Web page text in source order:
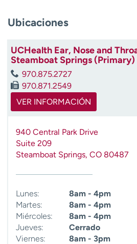
Ubicaciones
UCHealth Ear, Nose and
Steamboat Springs (Primary)
970.875.2727
970.871.2549
VER INFORMACIÓN
940 Central Park Drive
Suite 209
Steamboat Springs, CO 80487
Lunes:
8am - 4pm
Martes:
8am - 4pm
Miércoles:
8am - 4pm
Jueves:
Cerrado
Viernes:
8am - 3pm